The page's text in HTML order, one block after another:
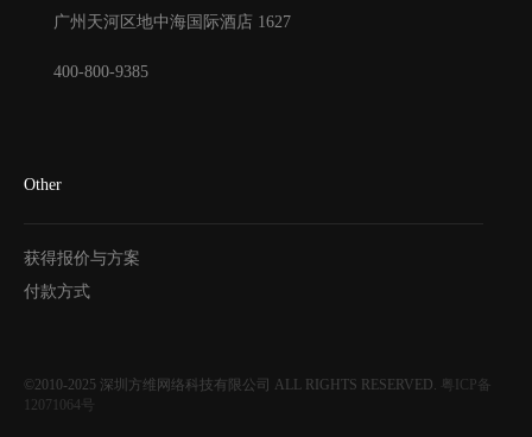
广州天河区地中海国际酒店 1627
400-800-9385
Other
获得报价与方案
付款方式
©2010-2025 深圳方维网络科技有限公司 ALL RIGHTS RESERVED.
粤ICP备
12071064号